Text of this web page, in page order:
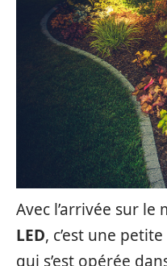
Avec l’arrivée sur le
LED, c’est une
qui s’est opérée